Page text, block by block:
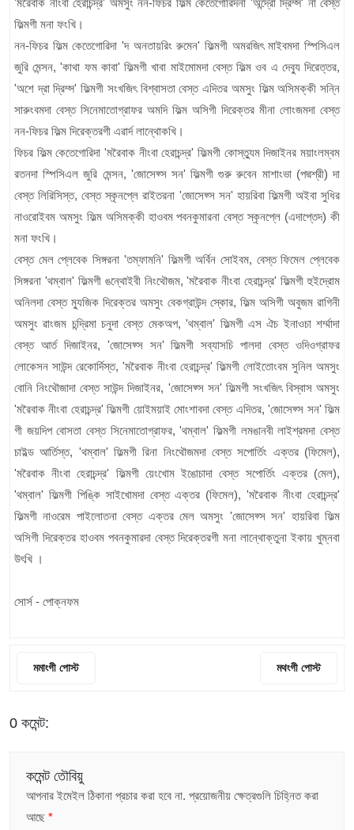
ফিল্মগী মনা ফংখি।
নন-ফিচর ফিল্ম কেতেগোরিদা 'দ অনতায়রিং রুমেন' ফিল্মগী অমরজিৎ মাইবমদা স্পিসিএল
জুরি মেন্সন, 'কাথা ফম কাবা' ফিল্মগী খাবা মাইমোমদা বেস্ত ফিল্ম ওব এ দেব্যু দিরেত্তর,
'অশে দ্রা দ্রিম্স' ফিল্মগী সংখজিৎ বিশ্বাসতা বেস্ত এদিতর অমসুং ফিল্ম অসিমক্কী সন্নি
সারুংবমদা বেস্ত সিনেমাতোগ্রাফর অমদি ফিল্ম অসিগী দিরেক্তর মীনা লোংজমদা বেস্ত
নন-ফিচর ফিল্ম দিরেক্তরগী এৱার্দ লান্থোকখি।
ফিচর ফিল্ম কেতেগোরিদা 'মরৈবাক নীংবা হেরাচন্দ্র' ফিল্মগী কোস্ত্যুম দিজাইনর ময়াংলম্বম
রতনদা স্পিসিএল জুরি মেন্সন, 'জোসেফ্স সন' ফিল্মগী গুরু রুবেন মাশাংভা (পদ্মশ্রী) দা
বেস্ত লিরিসিস্ত, বেস্ত স্কৃনপ্লে রাইতরনা 'জোসেফ্স সন' হায়রিবা ফিল্মগী অইবা সুধির
নাওরোইবম অমসুং ফিল্ম অসিমক্কী হাওবম পবনকুমারনা বেস্ত স্কৃনপ্লে (এদাপ্তেদ) কী
মনা ফংখি।
বেস্ত মেল প্লেবেক সিঙ্গরনা 'তম্ফামনি' ফিল্মগী অর্বিন সোইবম, বেস্ত ফিমেল প্লেবেক
সিঙ্গরনা 'থম্বাল' ফিল্মগী ঙন্থোইবী নিংথৌজম, 'মরৈবাক নীংবা হেরাচন্দ্র' ফিল্মগী হুইদ্রোম
অনিলদা বেস্ত ম্যুজিক দিরেক্তর অমসুং বেকগ্রাউন্দ স্কোর, ফিল্ম অসিগী অবুজম রাগিনী
অমসুং ৱাংজম চন্দ্রিমা চনুদা বেস্ত মেকঅপ, 'থম্বাল' ফিল্মগী এস ঐচ ইনাওচা শর্ম্মাদা
বেস্ত আর্ত দিজাইনর, 'জোসেফ্স সন' ফিল্মগী সব্যাসচি পালদা বেস্ত ওদিওগ্রাফর
লোকেসন সাউন্দ রেকোর্দিস্ত, 'মরৈবাক নীংবা হেরাচন্দ্র' ফিল্মগী লোইতোংবম সুনিল অমসুং
বোনি নিংথৌজাদা বেস্ত সাউন্দ দিজাইনর, 'জোসেফ্স সন' ফিল্মগী সংখজিৎ বিস্বাস অমসুং
'মরৈবাক নীংবা হেরাচন্দ্র' ফিল্মগী য়োইময়াই মোংশাবদা বেস্ত এদিতর, 'জোসেফ্স সন' ফিল্ম
গী জয়দিপ বোসতা বেস্ত সিনেমাতোগ্রাফর, 'থম্বাল' ফিল্মগী লমঙানবী লাইশ্রমদা বেস্ত
চাইল্ড আর্তিস্ত, 'থম্বাল' ফিল্মগী রিনা নিংথৌজমদা বেস্ত সপোর্তিং এক্তর (ফিমেল),
'মরৈবাক নীংবা হেরাচন্দ্র' ফিল্মগী য়েংখোম ইঙোচাদা বেস্ত সপোর্তিং এক্তর (মেল),
'থম্বাল' ফিল্মগী পিঙ্কি সাইখোমদা বেস্ত এক্তর (ফিমেল), 'মরৈবাক নীংবা হেরাচন্দ্র'
ফিল্মগী নাওরেম পাইলোতনা বেস্ত এক্তর মেল অমসুং 'জোসেফ্স সন' হায়রিবা ফিল্ম
অসিগী দিরেক্তর হাওবম পবনকুমারদা বেস্ত দিরেক্তরগী মনা লান্থোক্তুনা ইকায় খুম্নবা
উৎখি ।
সোর্স - পোক্নফম
মমাংগী পোস্ট মথংগী পোস্ট
0 কমেন্ট:
কমেন্ট তৌবিয়ু
আপনার ইমেইল ঠিকানা প্রচার করা হবে না. প্রয়োজনীয় ক্ষেত্রগুলি চিহ্নিত করা
আছে *